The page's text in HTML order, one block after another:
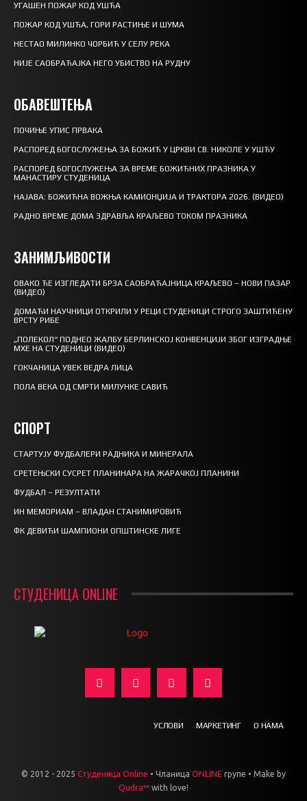
УГАШЕН ПОЖАР КОД УШЋА
ПОЖАР КОД УШЋА, ГОРИ РАСТИЊЕ И ШУМА
НЕСТАО МИЛИНКО ЧОРБИЋ У СЕЛУ РЕКА
НИЈЕ САОБРАЋАЈКА НЕГО УБИСТВО НА РУДНУ
ОБАВЕШТЕЊА
ПОЧИЊЕ УПИС ПРВАКА
РАСПОРЕД БОГОСЛУЖЕЊА ЗА БОЖИЋ У ЦРКВИ СВ. НИКОЛЕ У УШЋУ
РАСПОРЕД БОГОСЛУЖЕЊА ЗА ВРЕМЕ БОЖИЋНИХ ПРАЗНИКА У
МАНАСТИРУ СТУДЕНИЦА
НАЈАВА: БОЖИЋНА ВОЖЊА КАМИОНЏИЈА И ТРАКТОРА 2026. (ВИДЕО)
РАДНО ВРЕМЕ ДОМА ЗДРАВЉА КРАЉЕВО ТОКОМ ПРАЗНИКА
ЗАНИМЉИВОСТИ
ОВАКО ЋЕ ИЗГЛЕДАТИ БРЗА САОБРАЋАЈНИЦА КРАЉЕВО – НОВИ ПАЗАР
(ВИДЕО)
ДОМАЋИ НАУЧНИЦИ ОТКРИЛИ У РЕЦИ СТУДЕНИЦИ СТРОГО ЗАШТИЋЕНУ
ВРСТУ РИБЕ
„ПОЛЕКОЛ“ ПОДНЕО ЖАЛБУ БЕРЛИНСКОЈ КОНВЕНЦИЈИ ЗБОГ ИЗГРАДЊЕ
МХЕ НА СТУДЕНИЦИ (ВИДЕО)
ГОКЧАНИЦА УВЕК ВЕДРА ЛИЦА
ПОЛА ВЕКА ОД СМРТИ МИЛУНКЕ САВИЋ
СПОРТ
СТАРТУЈУ ФУДБАЛЕРИ РАДНИКА И МИНЕРАЛА
СРЕТЕЊСКИ СУСРЕТ ПЛАНИНАРА НА ЖАРАЧКОЈ ПЛАНИНИ
ФУДБАЛ – РЕЗУЛТАТИ
ИН МЕМОРИАМ – ВЛАДАН СТАНИМИРОВИЋ
ФК ДЕВИЋИ ШАМПИОНИ ОПШТИНСКЕ ЛИГЕ
СТУДЕНИЦА ONLINE
УСЛОВИ МАРКЕТИНГ О НАМА
© 2012 - 2025 Студеница Online • Чланица ONLINE групе • Make by
Qudra™ with love!